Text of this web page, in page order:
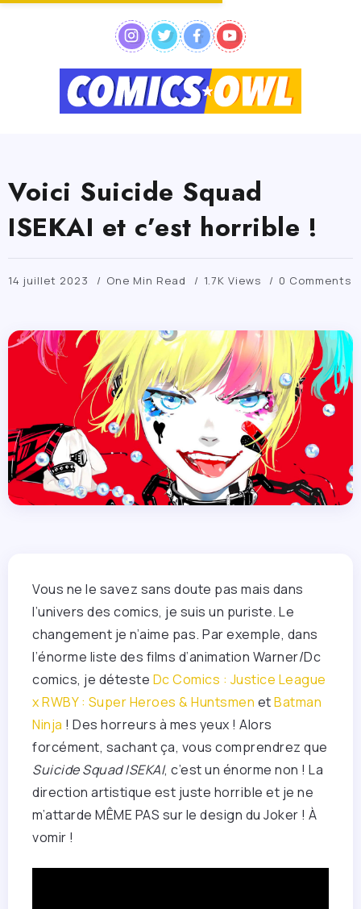
Voici Suicide Squad
ISEKAI et c’est horrible !
14 juillet 2023 One Min Read 1.7K Views 0 Comments
Vous ne le savez sans doute pas mais dans
l’univers des comics, je suis un puriste. Le
changement je n’aime pas. Par exemple, dans
l’énorme liste des films d’animation Warner/Dc
comics, je déteste Dc Comics : Justice League
x RWBY : Super Heroes & Huntsmen etBatman
Ninja ! Des horreurs à mes yeux ! Alors
forcément, sachant ça, vous comprendrez que
Suicide Squad ISEKAI, c’est un énorme non ! La
direction artistique est juste horrible et je ne
m’attarde MÊME PAS sur le design du Joker ! À
vomir !